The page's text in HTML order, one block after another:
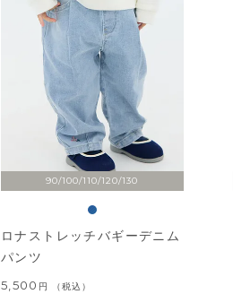
90/100/110/120/130
ロナストレッチバギーデニム
パンツ
5,500 税込